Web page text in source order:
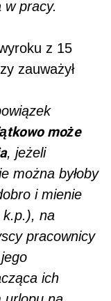
w pracy.
z 15
zauważył
może
, jeżeli
można byłoby
i mienie
k.p.), na
pracownicy
ich